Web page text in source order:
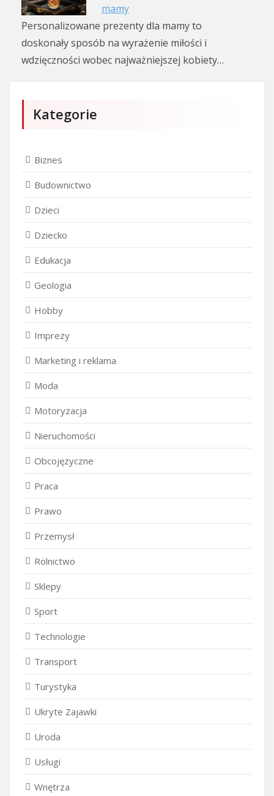
mamy
Personalizowane prezenty dla mamy to
doskonały sposób na wyrażenie miłości i
wdzięczności wobec najważniejszej kobiety…
Kategorie
Biznes
Budownictwo
Dzieci
Dziecko
Edukacja
Geologia
Hobby
Imprezy
Marketing i reklama
Moda
Motoryzacja
Nieruchomości
Obcojęzyczne
Praca
Prawo
Przemysł
Rolnictwo
Sklepy
Sport
Technologie
Transport
Turystyka
Ukryte Zajawki
Uroda
Usługi
Wnętrza